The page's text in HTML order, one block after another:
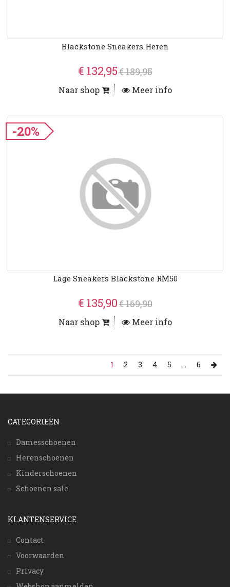
Blackstone Sneakers Heren
€ 132,95€ 189,95
Naar shop Meer info
-20%
Lage Sneakers Blackstone RM50
€ 135,90€ 169,90
Naar shop Meer info
1 2 3 4 5 ... 6
CATEGORIEËN
Damesschoenen
Herenschoenen
Kinderschoenen
Schoenen sale
KLANTENSERVICE
Contact
Voorwaarden
Privacy